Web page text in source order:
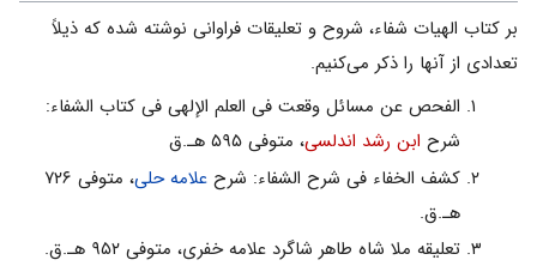
بر کتاب الهیات شفاء، شروح و تعلیقات فراوانى نوشته شده که ذیلاً
تعدادى از آنها را ذکر مى‌کنیم.
الفحص عن مسائل وقعت فی العلم الإلهی فی کتاب الشفاء:
شرح ابن رشد اندلسى، متوفى ۵۹۵ هـ.ق
کشف الخفاء فی شرح الشفاء: شرح علامه حلى
، متوفى ۷۲۶
هـ.ق.
تعلیقه ملا شاه طاهر شاگرد علامه خفرى، متوفى ۹۵۲ هـ.ق.